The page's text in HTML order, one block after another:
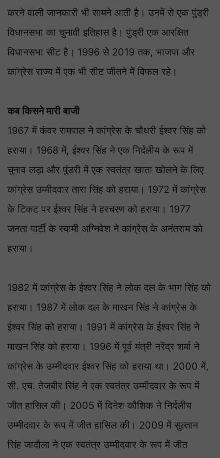
करने वाली जानकारी भी सामने आती है। उनमें से एक पुंड्री
विधानसभा का चुनावी इतिहास है। पुंड्री एक आरक्षित
विधानसभा सीट है। 1996 से 2019 तक, भाजपा और
कांग्रेस राज्य में एक भी सीट जीतने में विफल रहे।
कब किसने मारी बाजी
1967 में कंवर रामपाल ने कांग्रेस के चौधरी ईश्वर सिंह को
हराया। 1968 में, ईश्वर सिंह ने एक निर्दलीय के रूप में
चुनाव लड़ा और पुंडरी में एक स्वतंत्र खाता खोलने के लिए
कांग्रेस उम्मीदवार तारा सिंह को हराया। 1972 में कांग्रेस
के टिकट पर ईश्वर सिंह ने हरचरण को हराया। 1977
जनता पार्टी के स्वामी अग्निवेश ने कांग्रेस के अनंतराम को
हराया।
1982 में कांग्रेस के ईश्वर सिंह ने लोक दल के भाग सिंह को
हराया। 1987 में लोक दल के माखन सिंह ने कांग्रेस के
ईश्वर सिंह को हराया। 1991 में कांग्रेस के ईश्वर सिंह ने
माखन सिंह को हराया। 1996 में पूर्व मंत्री नरेंद्र शर्मा ने
कांग्रेस के उम्मीदवार ईश्वर सिंह को हराया था। 2000 में,
सी. एच. तेजबीर सिंह ने एक स्वतंत्र उम्मीदवार के रूप में
जीत हासिल की। 2005 में दिनेश कौशिक ने निर्दलीय
उम्मीदवार के रूप में जीत हासिल की। 2009 में सुल्तान
सिंह जादौला ने एक स्वतंत्र उम्मीदवार के रूप में जीत